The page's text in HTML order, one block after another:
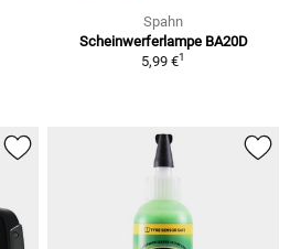
Spahn
Scheinwerferlampe BA20D
5,99 €1